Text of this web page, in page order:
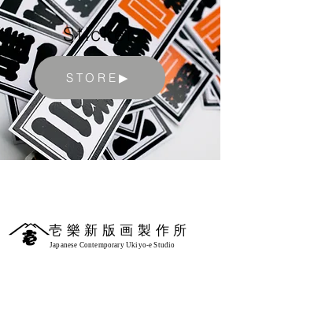
Sticker
STORE▶︎
壱樂新版画製作所
Japanese Contemporary Ukiyo-e Studio